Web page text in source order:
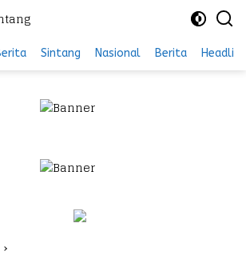
Sintang Nasional Berita Headline